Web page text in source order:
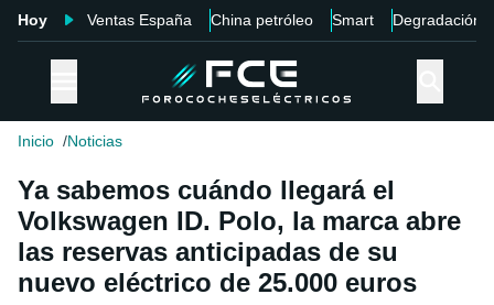
Hoy Ventas España China petróleo Smart Degradación
Inicio Noticias
Ya sabemos cuándo llegará el
Volkswagen ID. Polo, la marca abre
las reservas anticipadas de su
nuevo eléctrico de 25.000 euros